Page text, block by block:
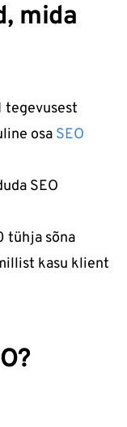
mida
tegevusest
osa SEO
SEO
tühja sõna
kasu klient